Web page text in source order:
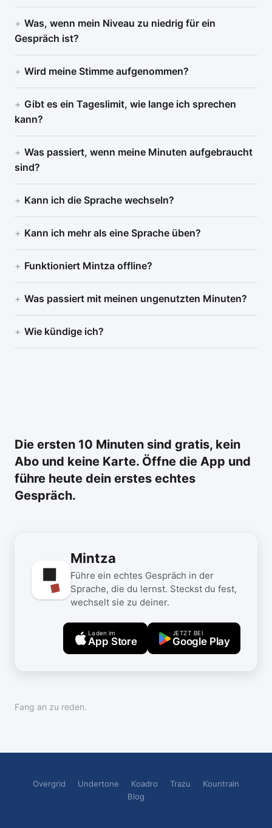
Was, wenn mein Niveau zu niedrig für ein
Gespräch ist?
Wird meine Stimme aufgenommen?
Gibt es ein Tageslimit, wie lange ich sprechen
kann?
Was passiert, wenn meine Minuten aufgebraucht
sind?
Kann ich die Sprache wechseln?
Kann ich mehr als eine Sprache üben?
Funktioniert Mintza offline?
Was passiert mit meinen ungenutzten Minuten?
Wie kündige ich?
Die ersten 10 Minuten sind gratis, kein
Abo und keine Karte. Öffne die App und
führe heute dein erstes echtes
Gespräch.
Mintza
Führe ein echtes Gespräch in der
Sprache, die du lernst. Steckst du fest,
wechselt sie zu deiner.
Laden im
App Store
JETZT BEI
Google Play
Fang an zu reden.
Overgrid Undertone Koadro Trazu
Kountrain
Blog